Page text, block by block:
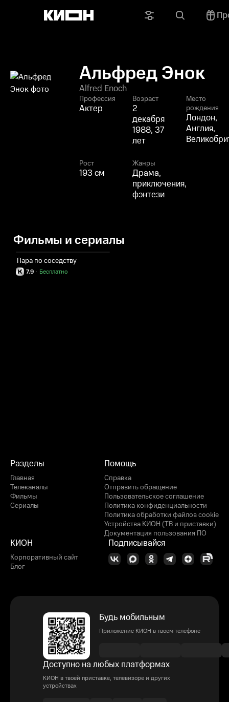
Альфред Энок
Alfred Enoch
Профессия
Актер
Возраст
2
декабря
1988, 37
лет
Место
рождения
Лондон,
Англия,
Рост
193 см
Жанры
Драма,
приключения,
фэнтези
Фильмы и сериалы
Пара по соседству
7.9 Бесплатно
·
Разделы
Главная
Телеканалы
Фильмы
Сериалы
Помощь
Справка
Отправить обращение
Пользовательское соглашение
Политика конфиденциальности
Политика обработки файлов cookie
Устройства КИОН (ТВ и приставки)
Документация пользования ПО
КИОН
Корпоративный сайт
Блог
Подписывайся
Будь мобильным
Приложение КИОН в твоем телефоне
Доступно на любых платформах
КИОН в твоей приставке, телевизоре и других
устройствах